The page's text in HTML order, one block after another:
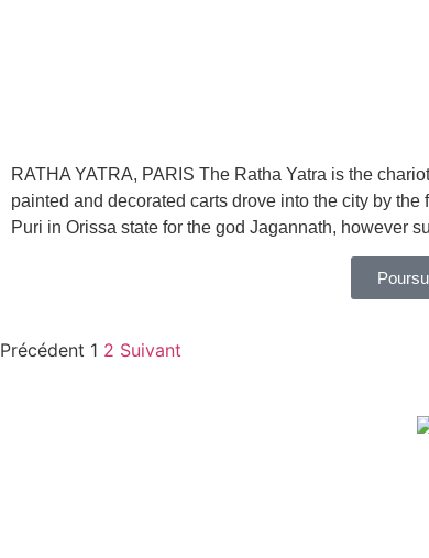
RATHA YATRA, PARIS The Ratha Yatra is the
painted and decorated carts drove into the city by
Puri in Orissa state for the god Jagannath, however
Précédent 1 2 Suivant